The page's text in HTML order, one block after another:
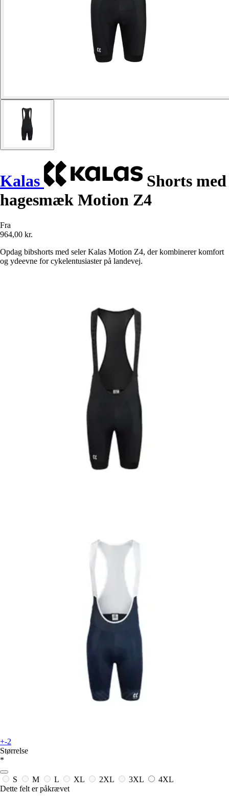
Kalas
Shorts med
hagesmæk Motion Z4
Fra
964,00 kr.
Opdag bibshorts med seler Kalas Motion Z4, der kombinerer komfort
og ydeevne for cykelentusiaster på landevej.
+-2
Størrelse
*
S M L XL 2XL 3XL
4XL
Dette felt er påkrævet